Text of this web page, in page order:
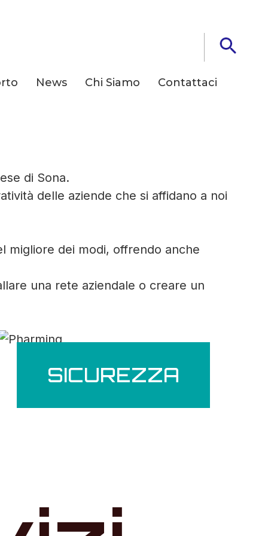
News Chi Siamo Contattaci
di Sona.
delle aziende che si affidano a noi
migliore dei modi, offrendo anche
una rete aziendale o creare un
SICUREZZA